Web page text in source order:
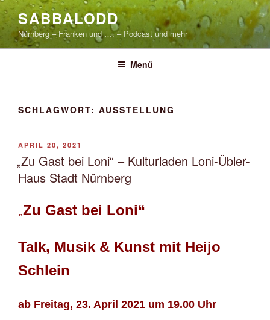
Zum
Inhalt
springen
SABBALODD
Nürnberg – Franken und …. – Podcast und mehr
Menü
SCHLAGWORT: AUSSTELLUNG
VERÖFFENTLICHT
AM
APRIL 20, 2021
„Zu Gast bei Loni“ – Kulturladen Loni-Übler-
Haus Stadt Nürnberg
„Zu Gast bei Loni“
Talk, Musik & Kunst mit Heijo
Schlein
ab Freitag, 23. April 2021 um 19.00 Uhr